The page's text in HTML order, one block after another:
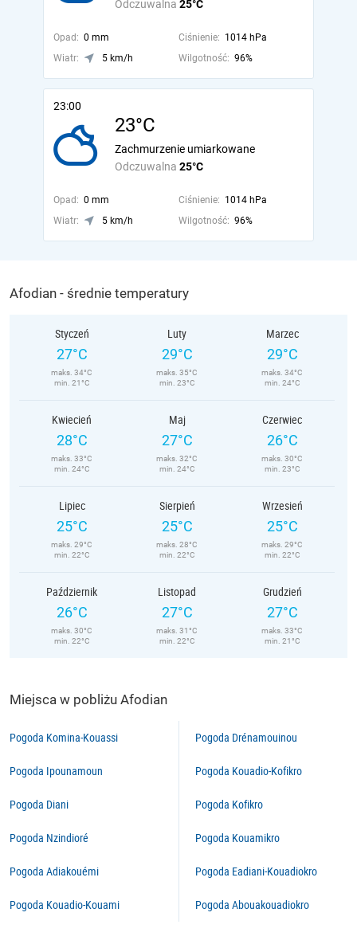
Odczuwalna 25°C
Opad: 0 mm Ciśnienie: 1014 hPa
Wiatr:
5 km/h Wilgotność: 96%
23:00
23°C
Odczuwalna 25°C
Zachmurzenie umiarkowane
Opad: 0 mm Ciśnienie: 1014 hPa
Wiatr:
5 km/h Wilgotność: 96%
Afodian - średnie temperatury
Styczeń
27°C
maks. 34°C
min. 21°C
Luty
29°C
maks. 35°C
min. 23°C
Marzec
29°C
maks. 34°C
min. 24°C
Kwiecień
28°C
maks. 33°C
min. 24°C
Maj
27°C
maks. 32°C
min. 24°C
Czerwiec
26°C
maks. 30°C
min. 23°C
Lipiec
25°C
maks. 29°C
min. 22°C
Sierpień
25°C
maks. 28°C
min. 22°C
Wrzesień
25°C
maks. 29°C
min. 22°C
Październik
26°C
maks. 30°C
min. 22°C
Listopad
27°C
maks. 31°C
min. 22°C
Grudzień
27°C
maks. 33°C
min. 21°C
Miejsca w pobliżu Afodian
Pogoda Komina-Kouassi
Pogoda Ipounamoun
Pogoda Diani
Pogoda Nzindioré
Pogoda Adiakouémi
Pogoda Kouadio-Kouami
Pogoda Drénamouinou
Pogoda Kouadio-Kofikro
Pogoda Kofikro
Pogoda Kouamikro
Pogoda Eadiani-Kouadiokro
Pogoda Abouakouadiokro